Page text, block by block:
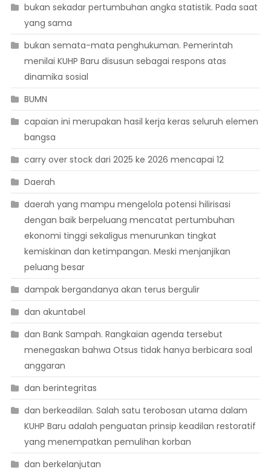
bukan sekadar pertumbuhan angka statistik. Pada saat
yang sama
bukan semata-mata penghukuman. Pemerintah
menilai KUHP Baru disusun sebagai respons atas
dinamika sosial
BUMN
capaian ini merupakan hasil kerja keras seluruh elemen
bangsa
carry over stock dari 2025 ke 2026 mencapai 12
Daerah
daerah yang mampu mengelola potensi hilirisasi
dengan baik berpeluang mencatat pertumbuhan
ekonomi tinggi sekaligus menurunkan tingkat
kemiskinan dan ketimpangan. Meski menjanjikan
peluang besar
dampak bergandanya akan terus bergulir
dan akuntabel
dan Bank Sampah. Rangkaian agenda tersebut
menegaskan bahwa Otsus tidak hanya berbicara soal
anggaran
dan berintegritas
dan berkeadilan. Salah satu terobosan utama dalam
KUHP Baru adalah penguatan prinsip keadilan restoratif
yang menempatkan pemulihan korban
dan berkelanjutan